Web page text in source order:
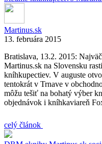
Martinus.sk
13. februára 2015
Bratislava, 13.2. 2015:
Martinus.sk na Slovensku
kníhkupectiev. V auguste
tentokrát v Trnave v
môžu tešiť na bohatý výber
objednávok i kníhkaviareň
celý článok